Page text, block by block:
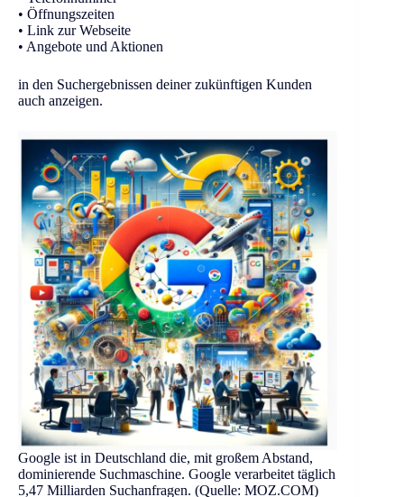
• Öffnungszeiten
• Link zur Webseite
• Angebote und Aktionen
in den Suchergebnissen deiner zukünftigen Kunden
auch anzeigen.
Google ist in Deutschland die, mit großem Abstand,
dominierende Suchmaschine. Google verarbeitet täglich
5,47 Milliarden Suchanfragen. (Quelle: MOZ.COM)